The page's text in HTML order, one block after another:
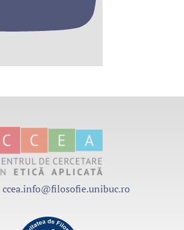
ccea.info@filosofie.unibuc.ro